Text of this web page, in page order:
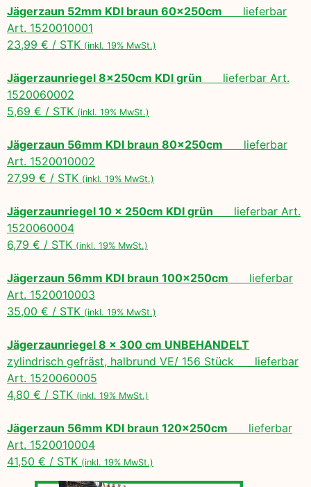
Jägerzaun 52mm KDI braun 60x250cm lieferbar
Art. 1520010001
23,99 € / STK (inkl. 19% MwSt.)
Jägerzaunriegel 8x250cm KDI grün lieferbar Art.
1520060002
5,69 € / STK (inkl. 19% MwSt.)
Jägerzaun 56mm KDI braun 80x250cm lieferbar
Art. 1520010002
27,99 € / STK (inkl. 19% MwSt.)
Jägerzaunriegel 10 x 250cm KDI grün lieferbar Art.
1520060004
6,79 € / STK (inkl. 19% MwSt.)
Jägerzaun 56mm KDI braun 100x250cm lieferbar
Art. 1520010003
35,00 € / STK (inkl. 19% MwSt.)
Jägerzaunriegel 8 x 300 cm UNBEHANDELT
zylindrisch gefräst, halbrund VE/ 156 Stück lieferbar
Art. 1520060005
4,80 € / STK (inkl. 19% MwSt.)
Jägerzaun 56mm KDI braun 120x250cm lieferbar
Art. 1520010004
41,50 € / STK (inkl. 19% MwSt.)